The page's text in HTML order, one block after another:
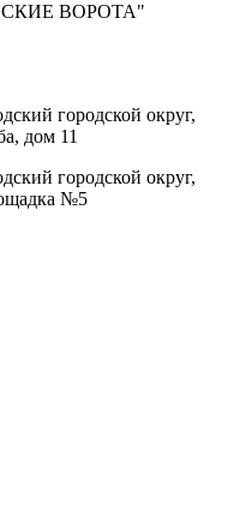
ВОРОТА"
городской округ,
дом 11
городской округ,
№5